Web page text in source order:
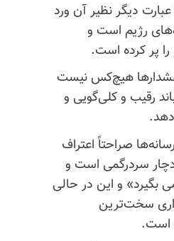
دیگر نظیر آن ورد
رژیم است و
پر کرده است.
هشدارها هیچ‌کس نیست
رقیب و کلی‌گویی و
دهد.
صراحتاً اعتراف
سردرگمی است و
بگیرد» و این در حالی
سخت‌ترین
است.